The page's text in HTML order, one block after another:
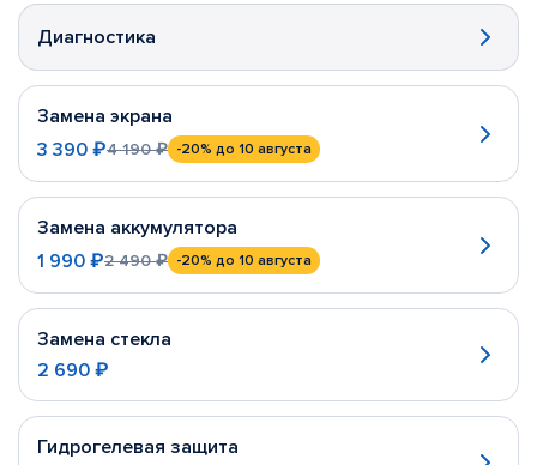
Диагностика
Замена экрана
3 390 ₽4 190 ₽ -20% до 10 августа
Замена аккумулятора
1 990 ₽2 490 ₽ -20% до 10 августа
Замена стекла
2 690 ₽
Гидрогелевая защита